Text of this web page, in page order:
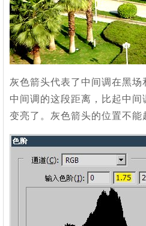
灰色箭头代表了中间调在黑
中间调的这段距离，比起中
变亮了。灰色箭头的位置不